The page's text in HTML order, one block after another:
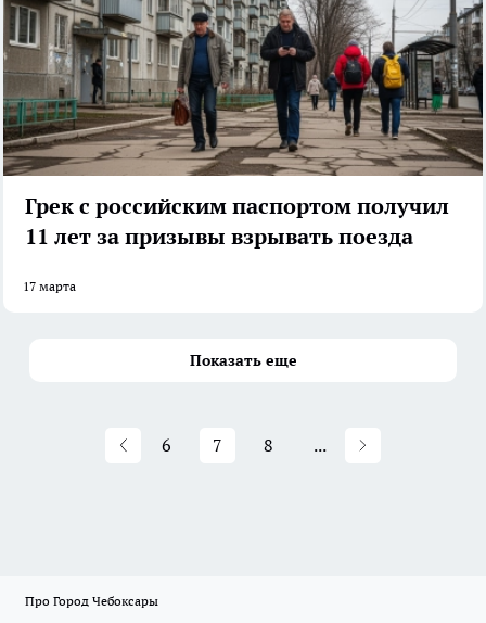
Грек с российским паспортом получил
11 лет за призывы взрывать поезда
17 марта
Показать еще
6 7 8 ...
Про Город Чебоксары